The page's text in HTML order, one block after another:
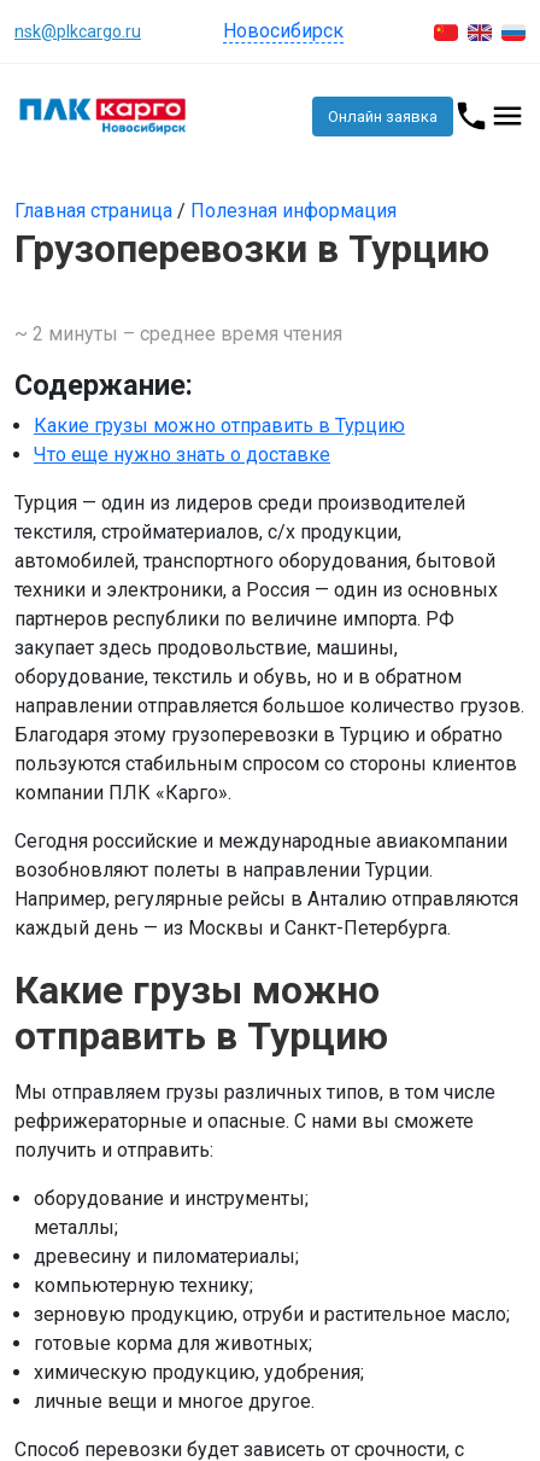
nsk@plkcargo.ru Новосибирск
Онлайн заявка
Главная страница / Полезная информация
Грузоперевозки в Турцию
~ 2 минуты – среднее время чтения
Содержание:
Какие грузы можно отправить в Турцию
Что еще нужно знать о доставке
Турция — один из лидеров среди производителей
текстиля, стройматериалов, с/х продукции,
автомобилей, транспортного оборудования, бытовой
техники и электроники, а Россия — один из основных
партнеров республики по величине импорта. РФ
закупает здесь продовольствие, машины,
оборудование, текстиль и обувь, но и в обратном
направлении отправляется большое количество грузов.
Благодаря этому грузоперевозки в Турцию и обратно
пользуются стабильным спросом со стороны клиентов
компании ПЛК «Карго».
Сегодня российские и международные авиакомпании
возобновляют полеты в направлении Турции.
Например, регулярные рейсы в Анталию отправляются
каждый день — из Москвы и Санкт-Петербурга.
Какие грузы можно
отправить в Турцию
Мы отправляем грузы различных типов, в том числе
рефрижераторные и опасные. С нами вы сможете
получить и отправить:
оборудование и инструменты;
металлы;
древесину и пиломатериалы;
компьютерную технику;
зерновую продукцию, отруби и растительное масло;
готовые корма для животных;
химическую продукцию, удобрения;
личные вещи и многое другое.
Способ перевозки будет зависеть от срочности, с